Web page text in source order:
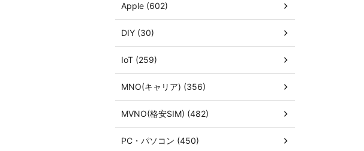
Apple (602)
DIY (30)
IoT (259)
MNO(キャリア) (356)
MVNO(格安SIM) (482)
PC・パソコン (450)